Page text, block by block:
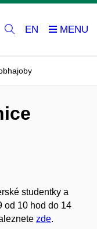
EN
studentky a
od 10 hod do 14
zde.